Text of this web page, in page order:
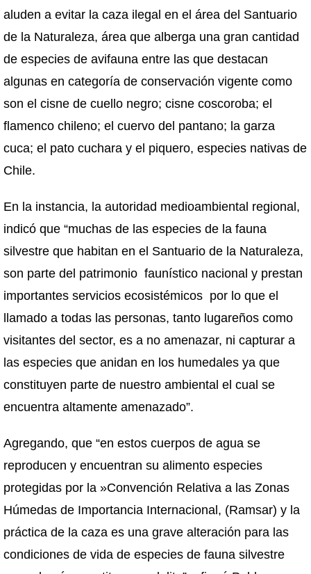
aluden a evitar la caza ilegal en el área del Santuario
de la Naturaleza, área que alberga una gran cantidad
de especies de avifauna entre las que destacan
algunas en categoría de conservación vigente como
son el cisne de cuello negro; cisne coscoroba; el
flamenco chileno; el cuervo del pantano; la garza
cuca; el pato cuchara y el piquero, especies nativas de
Chile.
En la instancia, la autoridad medioambiental regional,
indicó que “muchas de las especies de la fauna
silvestre que habitan en el Santuario de la Naturaleza,
son parte del patrimonio faunístico nacional y prestan
importantes servicios ecosistémicos por lo que el
llamado a todas las personas, tanto lugareños como
visitantes del sector, es a no amenazar, ni capturar a
las especies que anidan en los humedales ya que
constituyen parte de nuestro ambiental el cual se
encuentra altamente amenazado”.
Agregando, que “en estos cuerpos de agua se
reproducen y encuentran su alimento especies
protegidas por la »Convención Relativa a las Zonas
Húmedas de Importancia Internacional, (Ramsar) y la
práctica de la caza es una grave alteración para las
condiciones de vida de especies de fauna silvestre